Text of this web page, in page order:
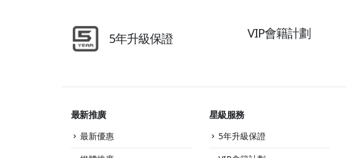
5年升級保證 VIP會籍計劃
最新推廣
最新優惠
星級服務
5年升級保證